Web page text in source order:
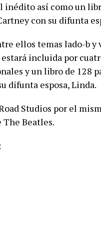
así como un
con su difunta
ellos temas lado-b y
incluida por
y un libro de 128
difunta esposa, Linda.
Studios por el
Beatles.